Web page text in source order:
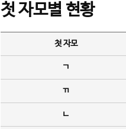
첫 자모별 현황
첫 자모
ㄱ
ㄲ
ㄴ